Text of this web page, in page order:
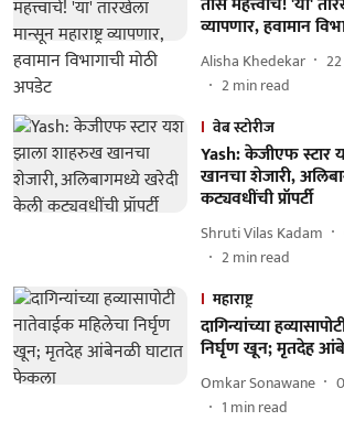
व्यापणार, हवामान
Alisha Khedekar
2min read
वेब स्टोरीज
Yash: केजीएफ
खानचा शेजारी,
कट्यवधींची प्रॉपर्टी
Shruti Vilas Kadam
2min read
महाराष्ट्र
दागिन्यांच्या
निर्घृण खून; मृतदेह
Omkar Sonawane
1 min read